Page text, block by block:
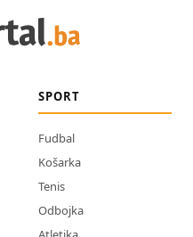
SPORT
Fudbal
Košarka
Tenis
Odbojka